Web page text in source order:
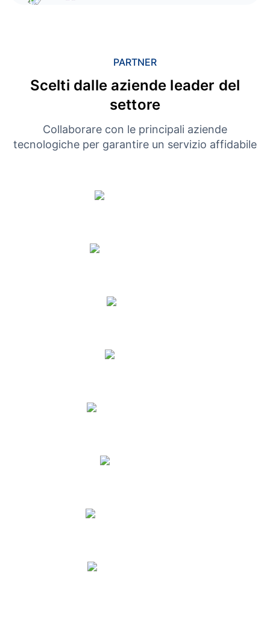
PARTNER
Scelti dalle aziende leader del
settore
Collaborare con le principali aziende
tecnologiche per garantire un servizio affidabile